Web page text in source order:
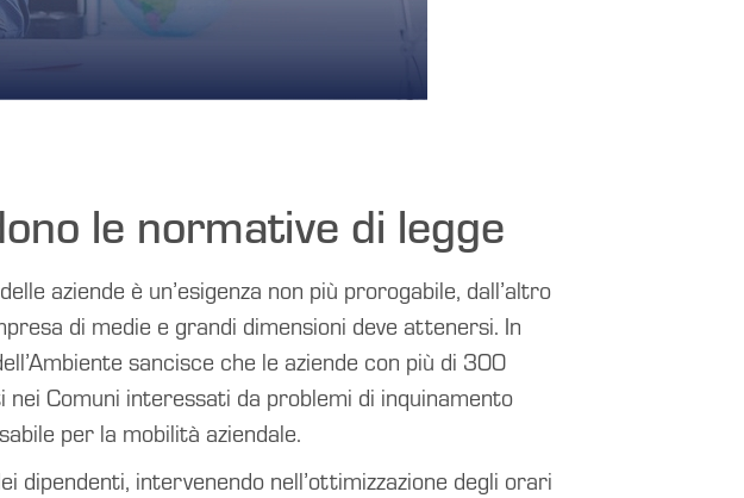
le normative di legge
aziende è un’esigenza non più prorogabile, dall’altro
di medie e grandi dimensioni deve attenersi. In
sancisce che le aziende con più di 300
Comuni interessati da problemi di inquinamento
per la mobilità aziendale.
dipendenti, intervenendo nell’ottimizzazione degli orari